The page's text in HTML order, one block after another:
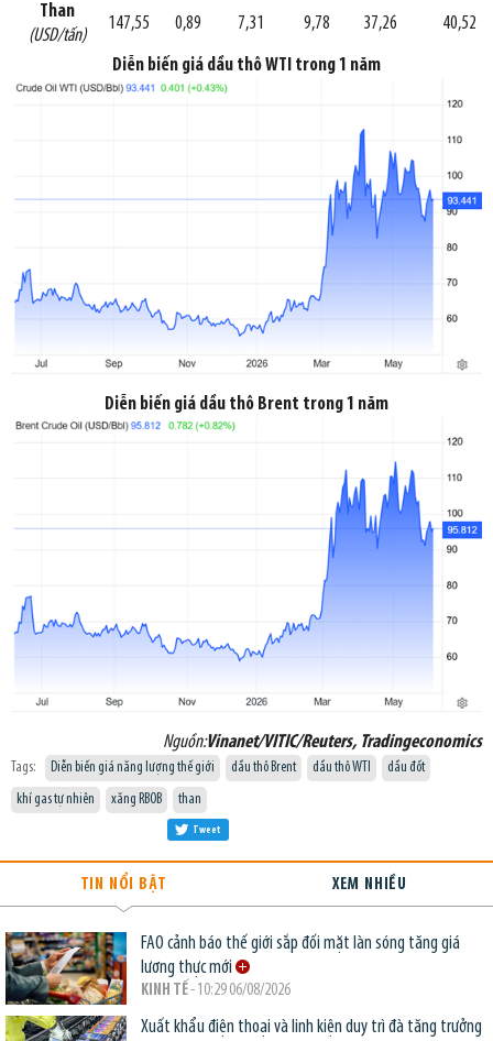
Than
(USD/tấn)
147,55 0,89 7,31 9,78 37,26 40,52
Diễn biến giá dầu thô WTI trong 1 năm
Diễn biến giá dầu thô Brent trong 1 năm
Nguồn:Vinanet/VITIC/Reuters, Tradingeconomics
Tags: Diễn biến giá năng lượng thế giới dầu thô Brent dầu thô WTI
dầu đốt
khí gas tự nhiên
xăng RBOB than
Tweet
TIN NỔI BẬT XEM NHIỀU
FAO cảnh báo thế giới sắp đối mặt làn sóng tăng giá
lương thực mới
KINH TẾ- 10:29 06/08/2026
Xuất khẩu điện thoại và linh kiện duy trì đà tăng trưởng